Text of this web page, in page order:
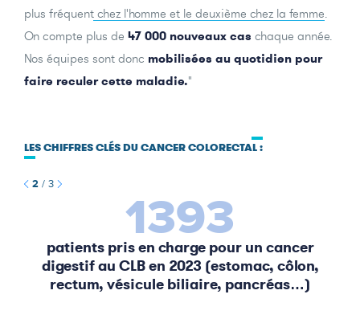
plus fréquent chez l'homme et le deuxième chez la femme.
On compte plus de 47 000 nouveaux cas chaque année.
Nos équipes sont donc mobilisées au quotidien pour
faire reculer cette maladie."
LES CHIFFRES CLÉS DU CANCER COLORECTAL :
2 / 3
1393
patients pris en charge pour un cancer
digestif au CLB en 2023 (estomac, côlon,
rectum, vésicule biliaire, pancréas…)